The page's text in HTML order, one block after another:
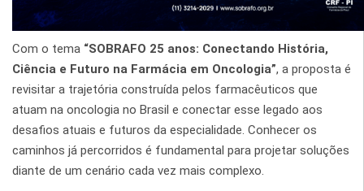
Com o tema “SOBRAFO 25 anos: Conectando História,
Ciência e Futuro na Farmácia em Oncologia”, a proposta é
revisitar a trajetória construída pelos farmacêuticos que
atuam na oncologia no Brasil e conectar esse legado aos
desafios atuais e futuros da especialidade. Conhecer os
caminhos já percorridos é fundamental para projetar soluções
diante de um cenário cada vez mais complexo.